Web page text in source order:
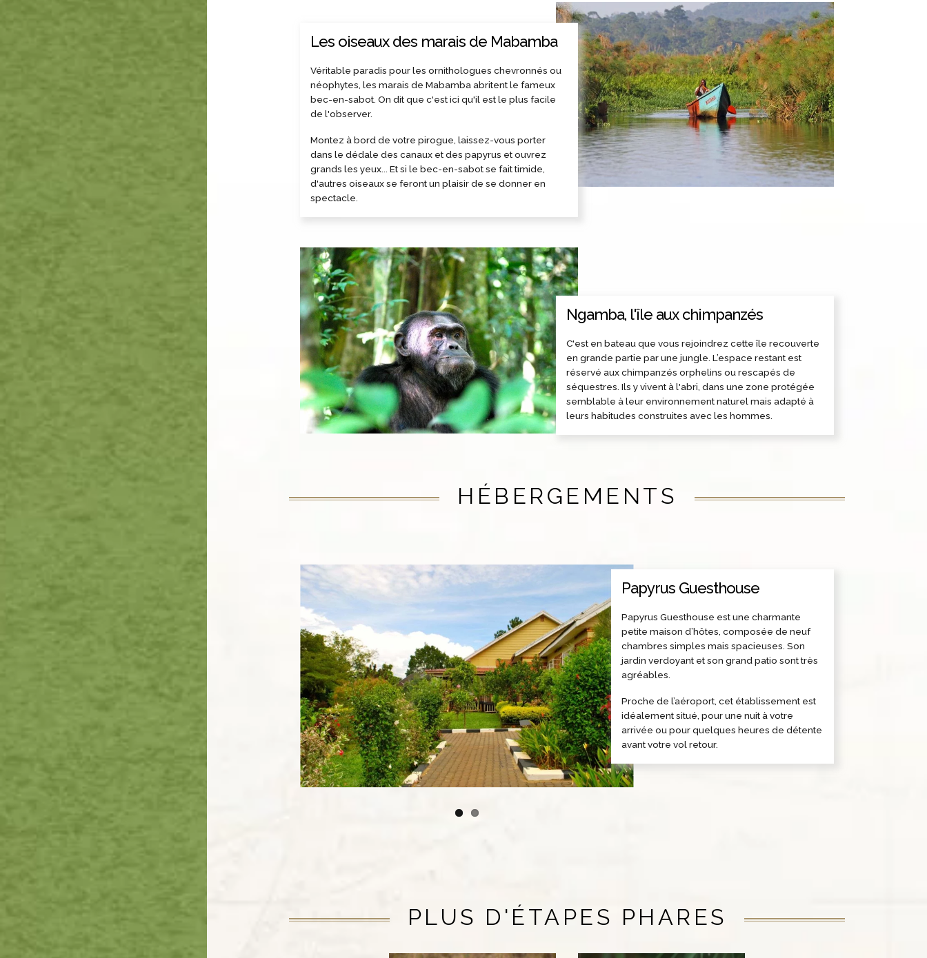
Les oiseaux des marais de Mabamba
Véritable paradis pour les ornithologues chevronnés ou
néophytes, les marais de Mabamba abritent le fameux
bec-en-sabot. On dit que c'est ici qu'il est le plus facile
de l'observer.
Montez à bord de votre pirogue, laissez-vous porter
dans le dédale des canaux et des papyrus et ouvrez
grands les yeux... Et si le bec-en-sabot se fait timide,
d'autres oiseaux se feront un plaisir de se donner en
spectacle.
Ngamba, l'île aux chimpanzés
C'est en bateau que vous rejoindrez cette île recouverte
en grande partie par une jungle. L’espace restant est
réservé aux chimpanzés orphelins ou rescapés de
séquestres. Ils y vivent à l'abri, dans une zone protégée
semblable à leur environnement naturel mais adapté à
leurs habitudes construites avec les hommes.
HÉBERGEMENTS
Papyrus Guesthouse
Papyrus Guesthouse est une charmante
petite maison d’hôtes, composée de neuf
chambres simples mais spacieuses. Son
jardin verdoyant et son grand patio sont très
agréables.
Proche de l’aéroport, cet établissement est
idéalement situé, pour une nuit à votre
arrivée ou pour quelques heures de détente
avant votre vol retour.
PLUS D'ÉTAPES PHARES